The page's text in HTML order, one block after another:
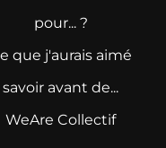
pour... ?
que j'aurais aimé
savoir avant de...
WeAre Collectif